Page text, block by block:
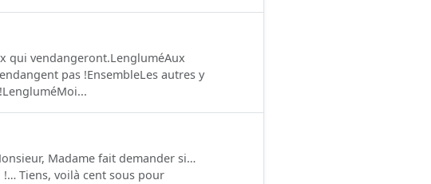
qui vendangeront.LengluméAux
pas !EnsembleLes autres y
Madame fait demander si…
Tiens, voilà cent sous pour